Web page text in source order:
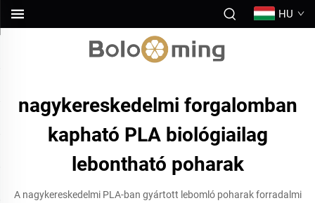
HU
nagykereskedelmi forgalomban
kapható PLA biológiailag
lebontható poharak
A nagykereskedelmi PLA-ban gyártott lebomló poharak forradalmi